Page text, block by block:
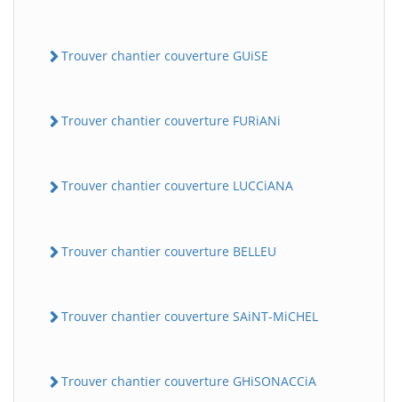
Trouver chantier couverture GUiSE
Trouver chantier couverture FURiANi
Trouver chantier couverture LUCCiANA
Trouver chantier couverture BELLEU
Trouver chantier couverture SAiNT-MiCHEL
Trouver chantier couverture GHiSONACCiA